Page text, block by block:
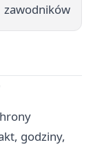
zawodników
godziny,